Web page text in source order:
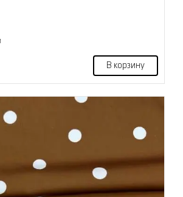
В корзину